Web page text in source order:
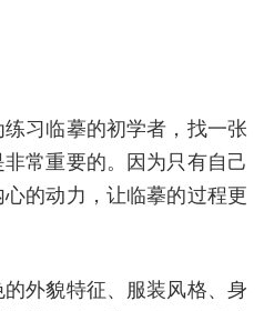
习临摹的初学者，找一张
常重要的。因为只有自己
的动力，让临摹的过程更
外貌特征、服装风格、身